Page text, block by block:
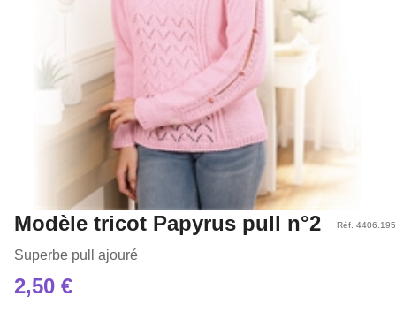
Modèle tricot Papyrus pull n°2
Superbe pull ajouré
Réf. 4406.195
2,50 €